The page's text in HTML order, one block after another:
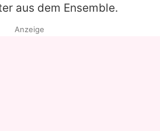
aus dem Ensemble.
Anzeige